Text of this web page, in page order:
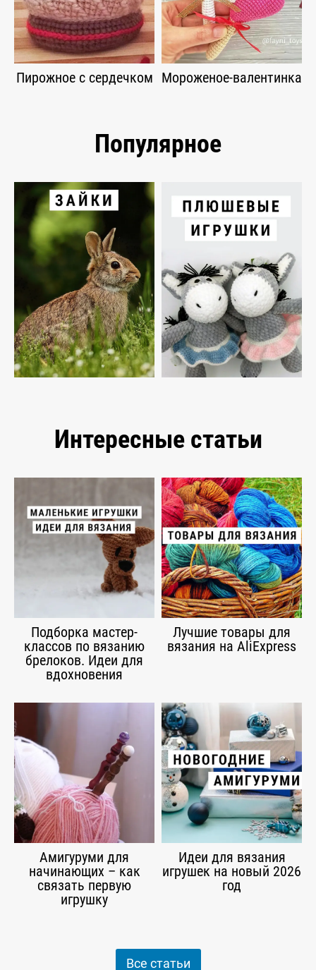
Пирожное с сердечком Мороженое-валентинка
Популярное
Интересные статьи
Подборка мастер-
классов по вязанию
брелоков. Идеи для
вдохновения
Лучшие товары для
вязания на AliExpress
Амигуруми для
начинающих – как
связать первую
игрушку
Идеи для вязания
игрушек на новый 2026
год
Все статьи